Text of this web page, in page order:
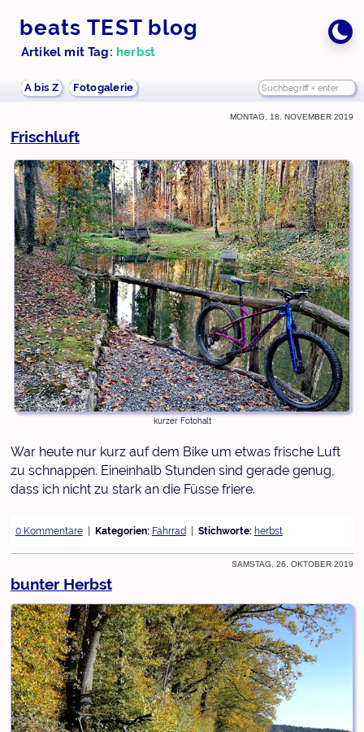
beats TEST blog
Artikel mit Tag: herbst
A bis Z Fotogalerie
Montag, 18. November 2019
Frischluft
kurzer Fotohalt
War heute nur kurz auf dem Bike um etwas frische Luft
zu schnappen. Eineinhalb Stunden sind gerade genug,
dass ich nicht zu stark an die Füsse friere.
0 Kommentare Kategorien: Fahrrad Stichworte: herbst
Samstag, 26. Oktober 2019
bunter Herbst